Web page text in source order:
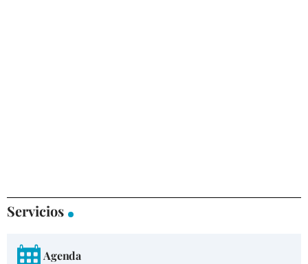
Servicios
Agenda